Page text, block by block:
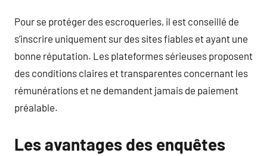
Pour se protéger des escroqueries, il est conseillé de
s’inscrire uniquement sur des sites fiables et ayant une
bonne réputation. Les plateformes sérieuses proposent
des conditions claires et transparentes concernant les
rémunérations et ne demandent jamais de paiement
préalable.
Les avantages des enquêtes